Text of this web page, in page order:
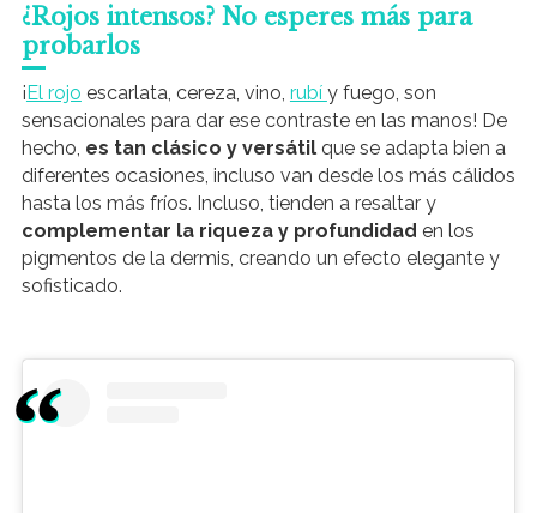
¿Rojos intensos? No esperes más para
probarlos
¡ El rojo escarlata, cereza, vino, rubí y fuego, son
sensacionales para dar ese contraste en las manos! De
hecho, es tan clásico y versátil que se adapta bien a
diferentes ocasiones, incluso van desde los más cálidos
hasta los más fríos. Incluso, tienden a resaltar y
complementar la riqueza y profundidad en los
pigmentos de la dermis, creando un efecto elegante y
sofisticado.